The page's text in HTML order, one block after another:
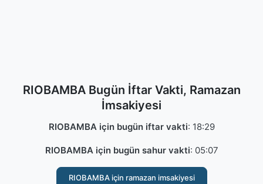
RIOBAMBA Bugün İftar Vakti, Ramazan
İmsakiyesi
RIOBAMBA için bugün iftar vakti: 18:29
RIOBAMBA için bugün sahur vakti: 05:07
RIOBAMBA için ramazan imsakiyesi